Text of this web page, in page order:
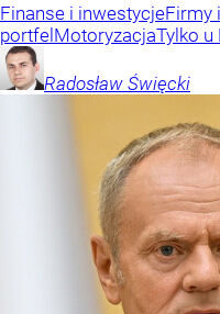
Finanse i inwestycjeFirmy
portfelMotoryzacjaTylko u
Radosław Święcki